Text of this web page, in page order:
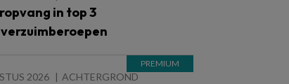
in top 3
2026 ACHTERGROND